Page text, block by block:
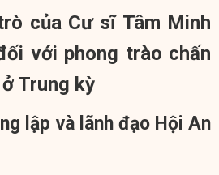
của Cư sĩ Tâm Minh
với phong trào chấn
Trung kỳ
lập và lãnh đạo Hội An